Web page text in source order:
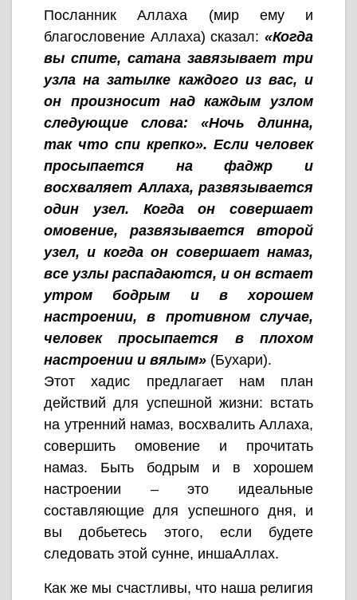
Посланник Аллаха (мир ему и
благословение Аллаха) сказал: «Когда
вы спите, сатана завязывает три
узла на затылке каждого из вас, и
он произносит над каждым узлом
следующие слова: «Ночь длинна,
так что спи крепко». Если человек
просыпается на фаджр и
восхваляет Аллаха, развязывается
один узел. Когда он совершает
омовение, развязывается второй
узел, и когда он совершает намаз,
все узлы распадаются, и он встает
утром бодрым и в хорошем
настроении, в противном случае,
человек просыпается в плохом
настроении и вялым» (Бухари).
Этот хадис предлагает нам план
действий для успешной жизни: встать
на утренний намаз, восхвалить Аллаха,
совершить омовение и прочитать
намаз. Быть бодрым и в хорошем
настроении – это идеальные
составляющие для успешного дня, и
вы добьетесь этого, если будете
следовать этой сунне, иншаАллах.
Как же мы счастливы, что наша религия